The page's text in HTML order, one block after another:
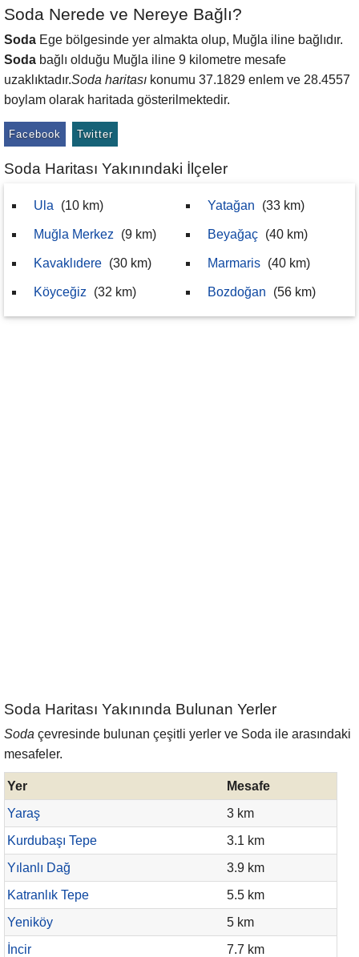
Soda Nerede ve Nereye Bağlı?
Soda Ege bölgesinde yer almakta olup, Muğla iline bağlıdır.
Soda bağlı olduğu Muğla iline 9 kilometre mesafe
uzaklıktadır.Soda haritası konumu 37.1829 enlem ve 28.4557
boylam olarak haritada gösterilmektedir.
Facebook Twitter
Soda Haritası Yakınındaki İlçeler
Ula (10 km)
Muğla Merkez (9 km)
Kavaklıdere (30 km)
Köyceğiz (32 km)
Yatağan (33 km)
Beyağaç (40 km)
Marmaris (40 km)
Bozdoğan (56 km)
Soda Haritası Yakınında Bulunan Yerler
Soda çevresinde bulunan çeşitli yerler ve Soda ile arasındaki
mesafeler.
Yer
Mesafe
Yaraş
3 km
Kurdubaşı Tepe
3.1 km
Yılanlı Dağ
3.9 km
Katranlık Tepe
5.5 km
Yeniköy
5 km
İncir
7.7 km